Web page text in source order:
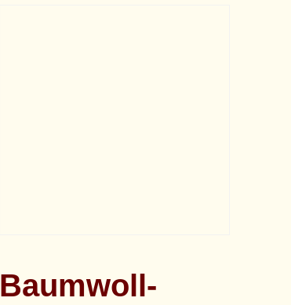
Baumwoll-